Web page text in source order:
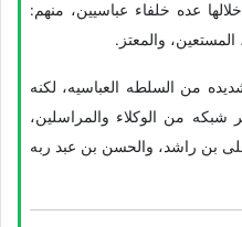
وعاصر خلالها عده خلفاء عباسیین، منهم:
المستعین، والمعتز.
من السلطه العباسیه، لکنه
من الوکلاء والمراسلین،
بن راشد، والحسن بن عبد ربه